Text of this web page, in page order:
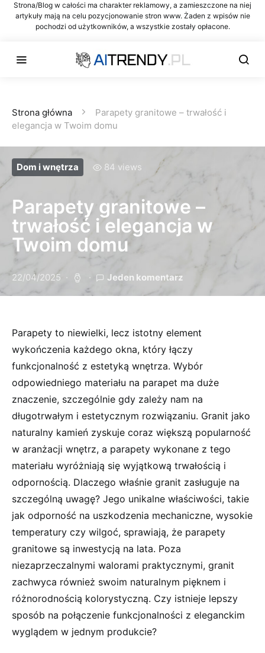
Strona/Blog w całości ma charakter reklamowy, a zamieszczone na niej
artykuły mają na celu pozycjonowanie stron www. Żaden z wpisów nie
pochodzi od użytkowników, a wszystkie zostały opłacone.
Strona główna
Parapety granitowe – trwałość i
elegancja w Twoim domu
Dom i wnętrza 84 views
Parapety granitowe –
trwałość i elegancja w
Twoim domu
22/04/2025 Jeden komentarz
Parapety to niewielki, lecz istotny element
wykończenia każdego okna, który łączy
funkcjonalność z estetyką wnętrza. Wybór
odpowiedniego materiału na parapet ma duże
znaczenie, szczególnie gdy zależy nam na
długotrwałym i estetycznym rozwiązaniu. Granit jako
naturalny kamień zyskuje coraz większą popularność
w aranżacji wnętrz, a parapety wykonane z tego
materiału wyróżniają się wyjątkową trwałością i
odpornością. Dlaczego właśnie granit zasługuje na
szczególną uwagę? Jego unikalne właściwości, takie
jak odporność na uszkodzenia mechaniczne, wysokie
temperatury czy wilgoć, sprawiają, że parapety
granitowe są inwestycją na lata. Poza
niezaprzeczalnymi walorami praktycznymi, granit
zachwyca również swoim naturalnym pięknem i
różnorodnością kolorystyczną. Czy istnieje lepszy
sposób na połączenie funkcjonalności z eleganckim
wyglądem w jednym produkcie?